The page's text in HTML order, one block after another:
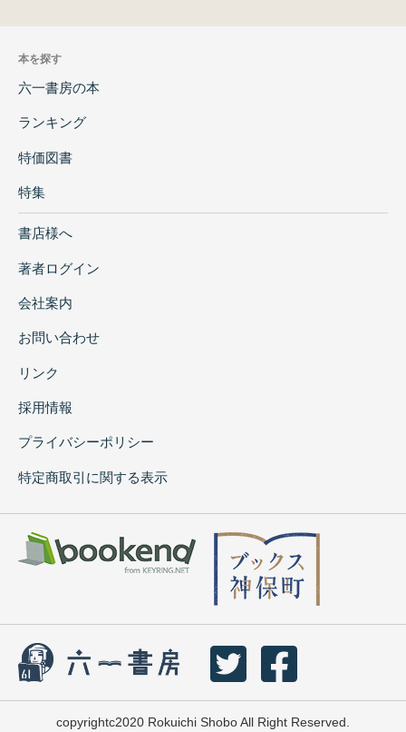
本を探す
六一書房の本
ランキング
特価図書
特集
書店様へ
著者ログイン
会社案内
お問い合わせ
リンク
採用情報
プライバシーポリシー
特定商取引に関する表示
copyrightc2020 Rokuichi Shobo All Right Reserved.